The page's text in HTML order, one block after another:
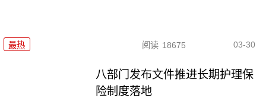
最热 阅读 18675 03-30
八部门发布文件推进长期护理保
险制度落地